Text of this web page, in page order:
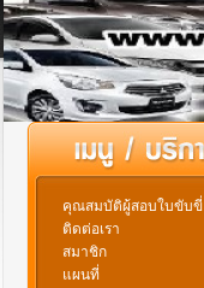
คุณสมบัติผู้สอบใบขับขี่
ติดต่อเรา
สมาชิก
แผนที่